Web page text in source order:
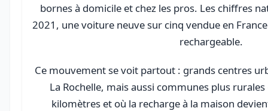
bornes à domicile et chez les pros. Les chiffres
2021, une voiture neuve sur cinq vendue en
rechargeable.
Ce mouvement se voit partout : grands centres
La Rochelle, mais aussi communes plus
kilomètres et où la recharge à la maison